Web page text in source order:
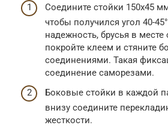
Соедините стойки 150х45
чтобы получился угол 40-
надежность, брусья в месте
покройте клеем и стяните
соединениями. Такая
соединение саморезами.
Боковые стойки в каждой
внизу соедините
жесткости.